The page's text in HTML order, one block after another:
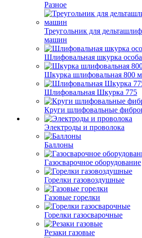
Разное
Треугольник для
машин
Шлифовальная шкурка
Шкурка шлифовальная 800
Шлифовальная Шкурка 775
Круги шлифовальные
Электроды и проволока
Баллоны
Газосварочное оборудование
Горелки газовоздушные
Газовые горелки
Горелки газосварочные
Резаки газовые